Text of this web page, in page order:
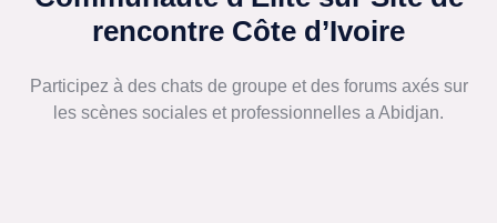
rencontre Côte d’Ivoire
Participez à des chats de groupe et des forums axés sur
les scènes sociales et professionnelles a Abidjan.